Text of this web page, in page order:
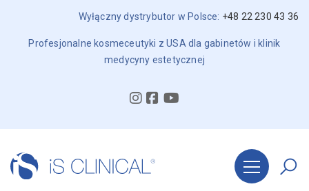
Wyłączny dystrybutor w Polsce: +48 22 230 43 36
Profesjonalne kosmeceutyki z USA dla gabinetów i klinik
medycyny estetycznej